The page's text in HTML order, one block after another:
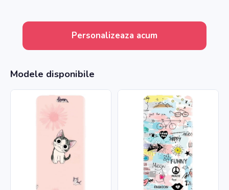
Personalizeaza acum
Modele disponibile